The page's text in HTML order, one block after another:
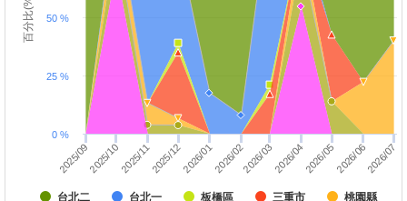
百分比(%)
台北二 台北一 板橋區 三重市
桃園縣
2025/092025/102025/112025/122026/012026/022026/032026/042026/052026/062026/07
0 %
25 %
50 %